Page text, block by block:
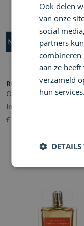
RODRIGUEZ N.
Oud Musc Eau de Parfum
Intense
€ 264,11
Ook delen
van onze
social
partners
aan ze
verzameld
hun services.
DETAILS